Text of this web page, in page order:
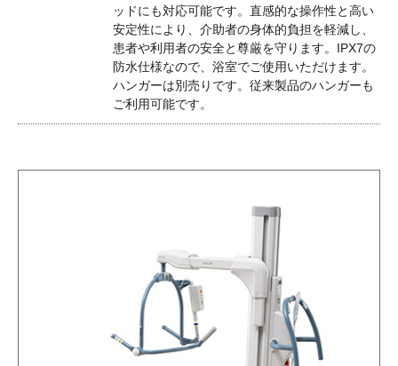
ッドにも対応可能です。直感的な操作性と高い
安定性により、介助者の身体的負担を軽減し、
患者や利用者の安全と尊厳を守ります。IPX7の
防水仕様なので、浴室でご使用いただけます。
ハンガーは別売りです。従来製品のハンガーも
ご利用可能です。